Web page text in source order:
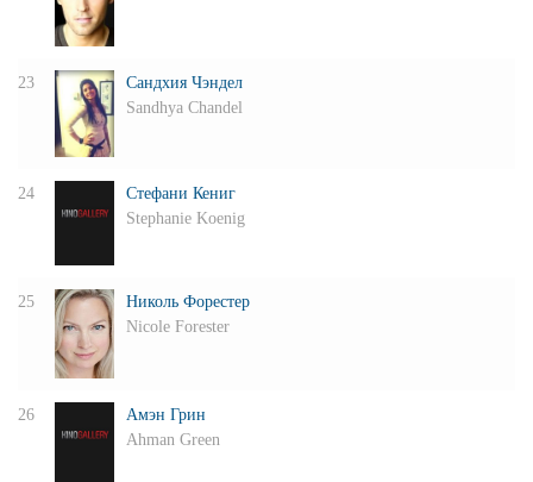
23
Сандхия Чэндел
Sandhya Chandel
24
Стефани Кениг
Stephanie Koenig
25
Николь Форестер
Nicole Forester
26
Амэн Грин
Ahman Green